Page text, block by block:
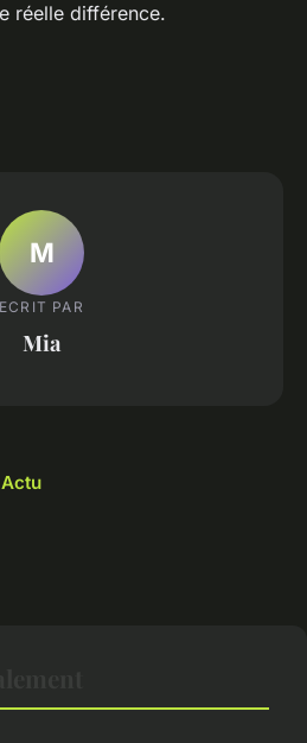
réelle différence.
M
ECRIT PAR
Mia